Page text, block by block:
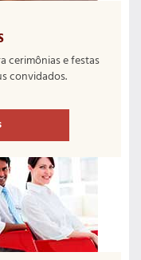
cerimônias e festas
convidados.